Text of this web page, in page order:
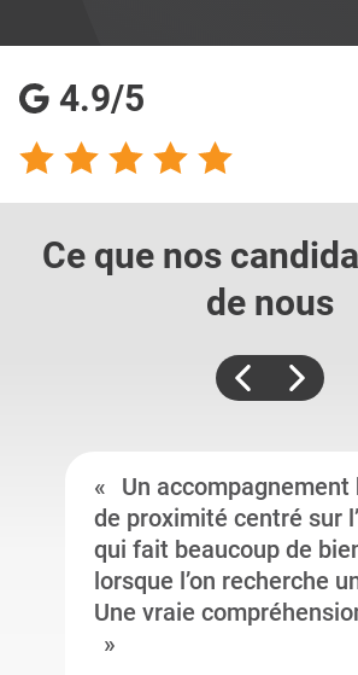
4.9/5
Ce que nos
de nous
Un accompagnement
de proximité centré sur
qui fait beaucoup de
lorsque l’on recherche
Une vraie